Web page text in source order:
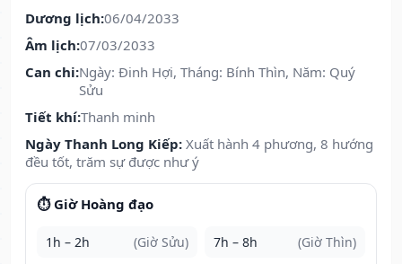
Dương lịch:06/04/2033
Âm lịch:07/03/2033
Can chi:Ngày: Đinh Hợi, Tháng: Bính Thìn, Năm: Quý
Sửu
Tiết khí:Thanh minh
Ngày Thanh Long Kiếp: Xuất hành 4 phương, 8 hướng
đều tốt, trăm sự được như ý
⏱️ Giờ Hoàng đạo
1h – 2h (Giờ Sửu) 7h – 8h (Giờ Thìn)